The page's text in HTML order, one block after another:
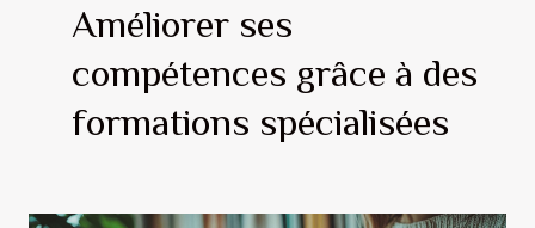
Améliorer ses
compétences grâce à des
formations spécialisées